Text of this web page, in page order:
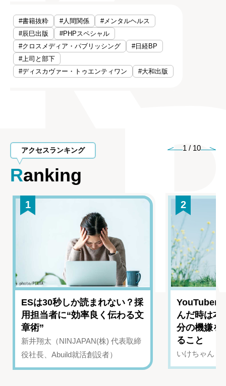
#書籍抜粋 #人間関係
#メンタルヘルス
#辰巳出版
#PHPスペシャル
#クロスメディア・パブリッシング
#日経BP
#上司と部下
#ディスカヴァー・トゥエンティワン
#大和出版
アクセスランキング
Ranking
1 / 10
1
ESは30秒しか読まれない？採
用担当者に“効率良く伝わる文
章術”
新井翔太（NINJAPAN(株) 代表取締
役社長、Abuild就活創設者）
2
YouTuber
んだ時は
分の機嫌を
ること
いけちゃん（